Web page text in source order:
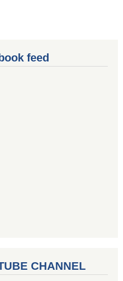
feed
CHANNEL